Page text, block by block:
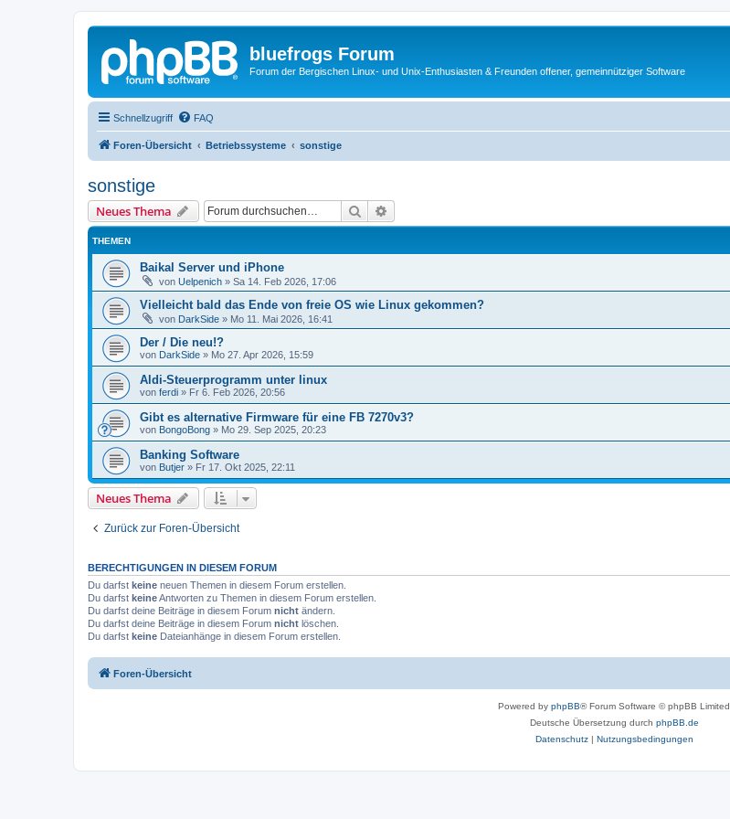
bluefrogs Forum
Forum der Bergischen Linux- und Unix-Enthusiasten & Freunden offener, gemeinnütziger Software
Schnellzugriff FAQ
Foren-Übersicht Betriebssysteme sonstige
sonstige
Neues Thema Suche
THEMEN
Baikal Server und iPhone
von Uelpenich » Sa 14. Feb 2026, 17:06
Vielleicht bald das Ende von freie OS wie Linux gekommen?
von DarkSide » Mo 11. Mai 2026, 16:41
Der / Die neu!?
von DarkSide » Mo 27. Apr 2026, 15:59
Aldi-Steuerprogramm unter linux
von ferdi » Fr 6. Feb 2026, 20:56
Gibt es alternative Firmware für eine FB 7270v3?
von BongoBong » Mo 29. Sep 2025, 20:23
Banking Software
von Butjer » Fr 17. Okt 2025, 22:11
Neues Thema
Zurück zur Foren-Übersicht
BERECHTIGUNGEN IN DIESEM FORUM
Du darfst keine neuen Themen in diesem Forum erstellen.
Du darfst keineAntworten zu Themen in diesem Forum erstellen.
Du darfst deine Beiträge in diesem Forum nicht ändern.
Du darfst deine Beiträge in diesem Forum nicht löschen.
Du darfst keine Dateianhänge in diesem Forum erstellen.
Foren-Übersicht
Powered by phpBB® Forum Software © phpBB Limited
Deutsche Übersetzung durch phpBB.de
Datenschutz| Nutzungsbedingungen